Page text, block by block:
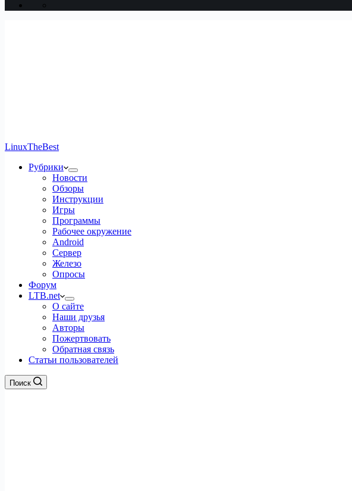
LinuxTheBest
Рубрики
Новости
Обзоры
Инструкции
Игры
Программы
Рабочее окружение
Android
Сервер
Железо
Опросы
Форум
LTB.net
О сайте
Наши друзья
Авторы
Пожертвовать
Обратная связь
Статьи пользователей
Поиск